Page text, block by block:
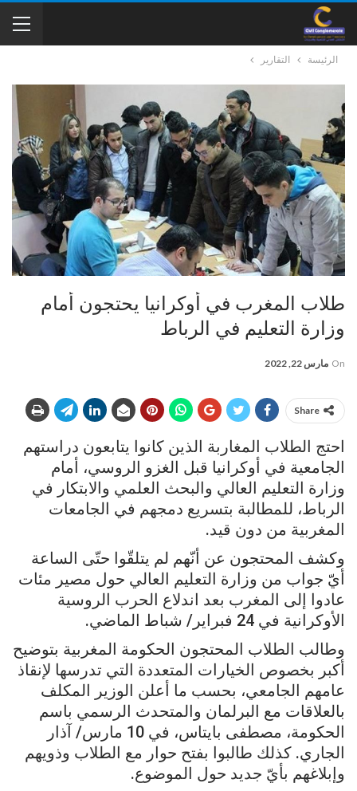
الرئيسة التقارير
طلاب المغرب في أوکرانيا یحتجون أمام
وزارة التعليم في الرباط
On مارس 22, 2022
Share
احتج الطلاب المغاربة الذين كانوا يتابعون دراستهم
الجامعية في أوكرانيا قبل الغزو الروسي، أمام
وزارة التعليم العالي والبحث العلمي والابتكار في
الرباط، للمطالبة بتسريع دمجهم في الجامعات
المغربية من دون قيد.
وكشف المحتجون عن أنّهم لم يتلقّوا حتّى الساعة
أيّ جواب من وزارة التعليم العالي حول مصير مئات
عادوا إلى المغرب بعد اندلاع الحرب الروسية
الأوكرانية في 24 فبراير/ شباط الماضي.
وطالب الطلاب المحتجون الحكومة المغربية بتوضيح
أكبر بخصوص الخيارات المتعددة التي تدرسها لإنقاذ
عامهم الجامعي، بحسب ما أعلن الوزير المكلف
بالعلاقات مع البرلمان والمتحدث الرسمي باسم
الحكومة، مصطفى بايتاس، في 10 مارس/ آذار
الجاري. كذلك طالبوا بفتح حوار مع الطلاب وذويهم
وإبلاغهم بأيّ جديد حول الموضوع.